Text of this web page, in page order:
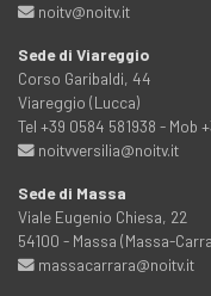
noitv@noitv.it
Sede di Viareggio
Corso Garibaldi, 44
Viareggio (Lucca)
Tel +39 0584 581938 - Mob
noitvversilia@noitv.it
Sede di Massa
Viale Eugenio Chiesa, 22
54100 - Massa (Massa-
massacarrara@noitv.it